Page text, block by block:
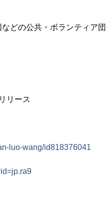
どの公共・ボランティア
リース
luo-wang/id818376041